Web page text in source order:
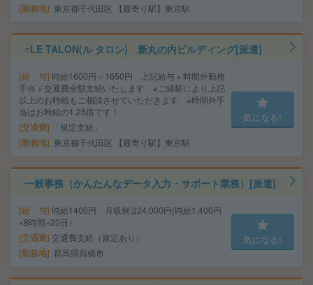
勤務地 東京都千代田区 【最寄り駅】東京駅
○LE TALON(ル タロン) 新丸の内ビルディング[派遣]
給 与 時給1600円～1650円 上記給与＋時間外勤務
手当＋交通費全額支給いたします ※ご経験により上記
以上のお時給もご相談させていただきます ※時間外手
当はお時給の1.25倍です！
交通費 「規定支給」
勤務地 東京都千代田区 【最寄り駅】東京駅
気になる!
一般事務（かんたんなデータ入力・サポート業務）[派遣]
給 与 時給1400円 月収例:224,000円(時給1,400円
×8時間×20日）
交通費 交通費支給（規定あり）
勤務地 群馬県前橋市
気になる!